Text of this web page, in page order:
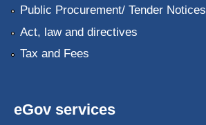
Public Procurement/ Tender Notices
Act, law and directives
Tax and Fees
eGov services